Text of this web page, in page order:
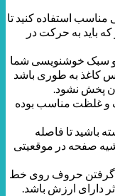
مناسب استفاده کنید تا
که باید به حرکت در
و سبک خوشنویسی شما
کاغذ به طوری باشد
پخش نشود.
و غلظت مناسب بوده
باشید تا فاصله
صفحه در موقعیتی
گرفتن حروف روی خط
دارای ارزش باشد.